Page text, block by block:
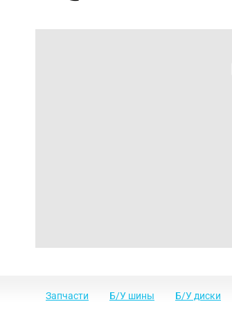
Запчасти Б/У шины Б/У диски